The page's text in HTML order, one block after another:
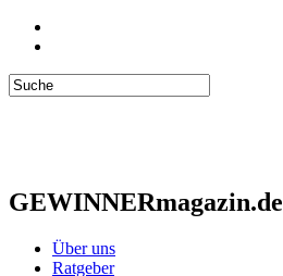
GEWINNERmagazin.de
Über uns
Ratgeber